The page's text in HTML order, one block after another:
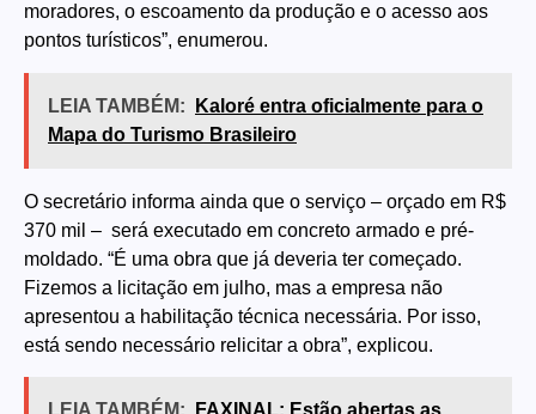
moradores, o escoamento da produção e o acesso aos
pontos turísticos”, enumerou.
LEIA TAMBÉM:
Kaloré entra oficialmente para o
Mapa do Turismo Brasileiro
O secretário informa ainda que o serviço – orçado em R$
370 mil – será executado em concreto armado e pré-
moldado. “É uma obra que já deveria ter começado.
Fizemos a licitação em julho, mas a empresa não
apresentou a habilitação técnica necessária. Por isso,
está sendo necessário relicitar a obra”, explicou.